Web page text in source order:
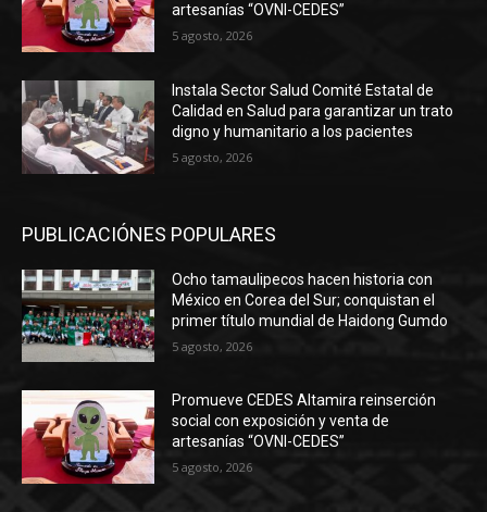
artesanías “OVNI-CEDES”
5 agosto, 2026
Instala Sector Salud Comité Estatal de
Calidad en Salud para garantizar un trato
digno y humanitario a los pacientes
5 agosto, 2026
PUBLICACIÓNES POPULARES
Ocho tamaulipecos hacen historia con
México en Corea del Sur; conquistan el
primer título mundial de Haidong Gumdo
5 agosto, 2026
Promueve CEDES Altamira reinserción
social con exposición y venta de
artesanías “OVNI-CEDES”
5 agosto, 2026